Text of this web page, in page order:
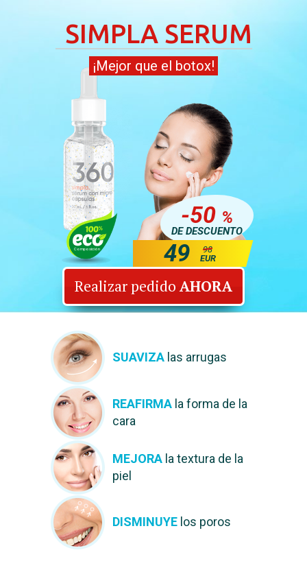
SIMPLA SERUM
¡Mejor que el botox!
Composición
-50 %
DE DESCUENTO
49
98
EUR
Realizar pedidoAHORA
SUAVIZA las arrugas
REAFIRMA la forma de la
cara
MEJORA la textura de la
piel
DISMINUYE los poros